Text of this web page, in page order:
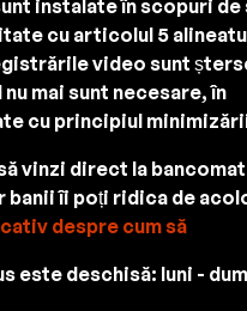
instalate în scopuri
cu articolul 5 alineatul
video sunt
mai sunt necesare, în
cu principiul
vinzi direct la
banii îi poți ridica de
despre cum să
este deschisă: luni -